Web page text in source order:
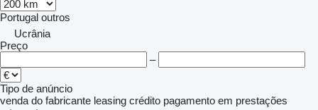
Portugal outros
Ucrânia
Preço
–
Tipo de anúncio
venda do fabricante leasing crédito pagamento em prestações